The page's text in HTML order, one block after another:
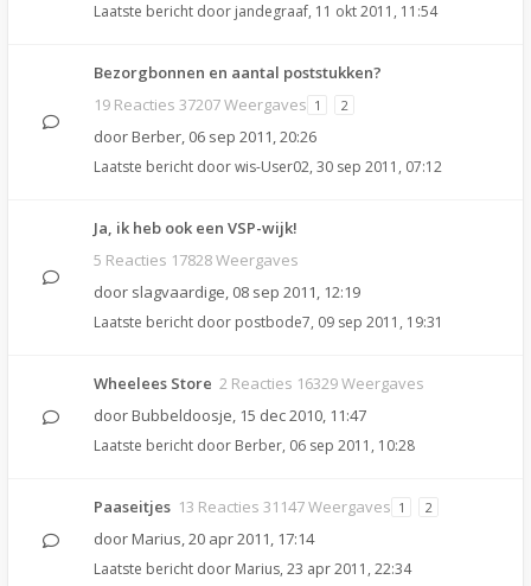
Laatste bericht door jandegraaf, 11 okt 2011, 11:54
Bezorgbonnen en aantal poststukken?
19 Reacties 37207 Weergaves 1 2
door Berber, 06 sep 2011, 20:26
Laatste bericht doorwis-User02, 30 sep 2011, 07:12
Ja, ik heb ook een VSP-wijk!
5 Reacties 17828 Weergaves
door slagvaardige, 08 sep 2011, 12:19
Laatste bericht door postbode7, 09 sep 2011, 19:31
Wheelees Store 2 Reacties 16329 Weergaves
door Bubbeldoosje, 15 dec 2010, 11:47
Laatste bericht door Berber, 06 sep 2011, 10:28
Paaseitjes 13 Reacties 31147 Weergaves 1 2
door Marius,20 apr 2011, 17:14
Laatste bericht door Marius, 23 apr 2011, 22:34